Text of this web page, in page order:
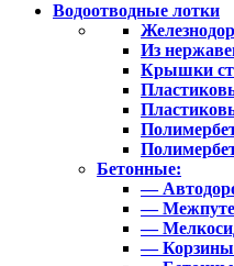
Водоотводные лотки
Из
Крышки
Бетонные:
—
—
—
— Корзины